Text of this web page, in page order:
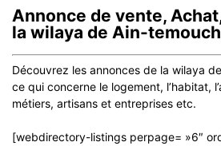
Annonce de vente,
la wilaya de Ain-
Découvrez les annonces de la wilaya
ce qui concerne le logement, l’habitat,
métiers, artisans et entreprises etc.
[webdirectory-listings perpage= »6″